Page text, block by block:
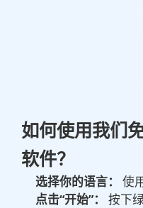
如何使用我们
软件？
选择你的语言：
使
点击“开始”：
按下